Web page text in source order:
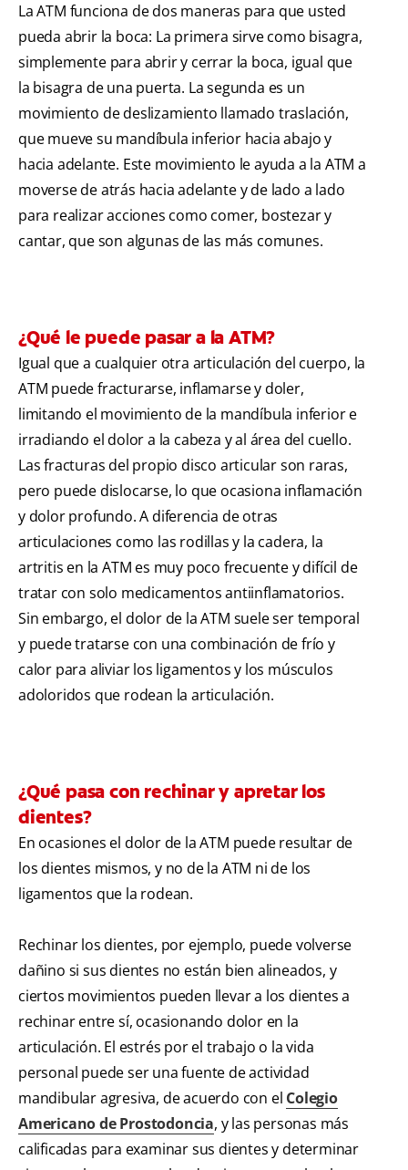
La ATM funciona de dos maneras para que usted
pueda abrir la boca: La primera sirve como bisagra,
simplemente para abrir y cerrar la boca, igual que
la bisagra de una puerta. La segunda es un
movimiento de deslizamiento llamado traslación,
que mueve su mandíbula inferior hacia abajo y
hacia adelante. Este movimiento le ayuda a la ATM a
moverse de atrás hacia adelante y de lado a lado
para realizar acciones como comer, bostezar y
cantar, que son algunas de las más comunes.
¿Qué le puede pasar a la ATM?
Igual que a cualquier otra articulación del cuerpo, la
ATM puede fracturarse, inflamarse y doler,
limitando el movimiento de la mandíbula inferior e
irradiando el dolor a la cabeza y al área del cuello.
Las fracturas del propio disco articular son raras,
pero puede dislocarse, lo que ocasiona inflamación
y dolor profundo. A diferencia de otras
articulaciones como las rodillas y la cadera, la
artritis en la ATM es muy poco frecuente y difícil de
tratar con solo medicamentos antiinflamatorios.
Sin embargo, el dolor de la ATM suele ser temporal
y puede tratarse con una combinación de frío y
calor para aliviar los ligamentos y los músculos
adoloridos que rodean la articulación.
¿Qué pasa con rechinar y apretar los
dientes?
En ocasiones el dolor de la ATM puede resultar de
los dientes mismos, y no de la ATM ni de los
ligamentos que la rodean.
Rechinar los dientes, por ejemplo, puede volverse
dañino si sus dientes no están bien alineados, y
ciertos movimientos pueden llevar a los dientes a
rechinar entre sí, ocasionando dolor en la
articulación. El estrés por el trabajo o la vida
personal puede ser una fuente de actividad
mandibular agresiva, de acuerdo con el Colegio
Americano de Prostodoncia, y las personas más
calificadas para examinar sus dientes y determinar